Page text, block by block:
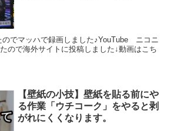
のでマッハで録画しました♪YouTube ニコニ
ので海外サイトに投稿しました↓動画はこち
【壁紙の小技】壁紙を貼る前にや
る作業「ウチコーク」をやると剥
がれにくくなります。